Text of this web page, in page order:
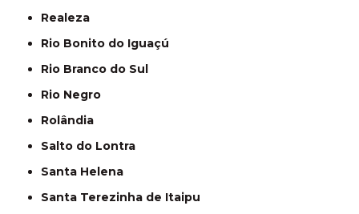
Realeza
Rio Bonito do Iguaçú
Rio Branco do Sul
Rio Negro
Rolândia
Salto do Lontra
Santa Helena
Santa Terezinha de Itaipu